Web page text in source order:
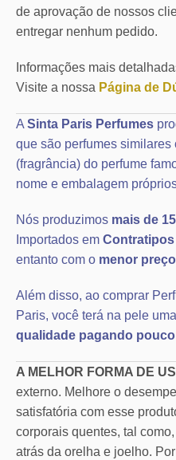
de aprovação de nossos
entregar nenhum pedido.
Informações mais
Visite a nossa Página de
A Sinta Paris Perfumes
que são perfumes similares
(fragrância) do perfume
nome e embalagem
Nós produzimos mais de
Importados em Contratipos
entanto com o menor
Além disso, ao comprar
Paris, você terá na pele uma
qualidade pagando pouco
A MELHOR FORMA DE
externo. Melhore o
satisfatória com esse
corporais quentes, tal
atrás da orelha e joelho.